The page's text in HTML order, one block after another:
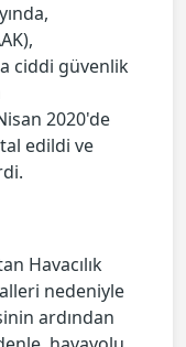
ciddi güvenlik
2020'de
edildi ve
Havacılık
nedeniyle
ardından